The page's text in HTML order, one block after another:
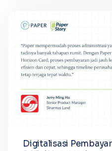
Digitalisasi